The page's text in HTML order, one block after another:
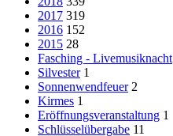
2017 319
2016 152
2015 28
Fasching - Livemusiknacht
Silvester 1
Sonnenwendfeuer 2
Kirmes 1
Eröffnungsveranstaltung 1
Schlüsselübergabe 11